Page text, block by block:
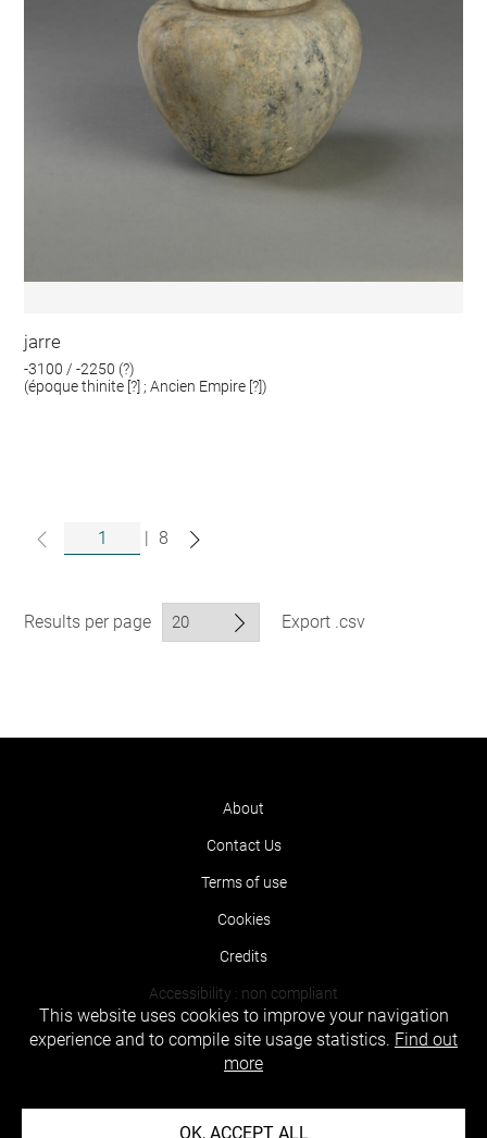
jarre
-3100 / -2250 (?)
(époque thinite [?] ; Ancien Empire [?])
| 8
Results per page Export .csv
About
Contact Us
Terms of use
Cookies
Credits
Accessibility : non compliant
This website uses cookies to improve your navigation
experience and to compile site usage statistics. Find out
more
OK, ACCEPT ALL